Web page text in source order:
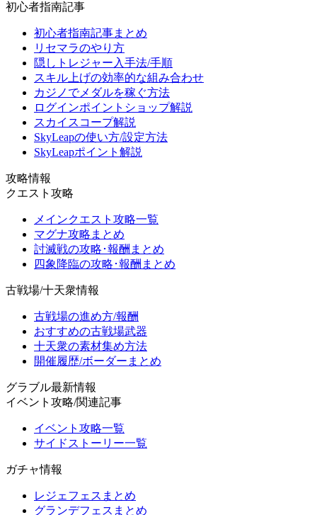
初心者指南記事
初心者指南記事まとめ
リセマラのやり方
隠しトレジャー入手法/手順
スキル上げの効率的な組み合わせ
カジノでメダルを稼ぐ方法
ログインポイントショップ解説
スカイスコープ解説
SkyLeapの使い方/設定方法
SkyLeapポイント解説
攻略情報
クエスト攻略
メインクエスト攻略一覧
マグナ攻略まとめ
討滅戦の攻略･報酬まとめ
四象降臨の攻略･報酬まとめ
古戦場/十天衆情報
古戦場の進め方/報酬
おすすめの古戦場武器
十天衆の素材集め方法
開催履歴/ボーダーまとめ
グラブル最新情報
イベント攻略/関連記事
イベント攻略一覧
サイドストーリー一覧
ガチャ情報
レジェフェスまとめ
グランデフェスまとめ